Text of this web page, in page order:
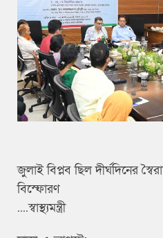
জুলাই বিপ্লব ছিল দীর্ঘদিনের
বিস্ফোরণ
....স্বাস্থ্যমন্ত্রী